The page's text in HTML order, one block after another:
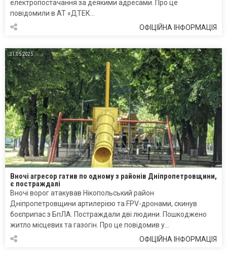
електропостачання за деякими адресами. Про це
повідомили в АТ «ДТЕК…
ОФІЦІЙНА ІНФОРМАЦІЯ
31.05.2025
Вночі агресор гатив по одному з районів Дніпропетровщини,
є постраждалі
Вночі ворог атакував Нікопольський район
Дніпропетровщини артилерією та FPV-дронами, скинув
боєприпас з БпЛА. Постраждали дві людини. Пошкоджено
житло місцевих та газогін. Про це повідомив у…
ОФІЦІЙНА ІНФОРМАЦІЯ